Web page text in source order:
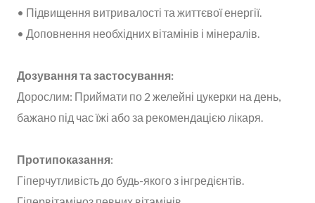
• Підвищення витривалості та життєвої енергії.
• Доповнення необхідних вітамінів і мінералів.
Дозування та застосування:
Дорослим: Приймати по 2 желейні цукерки на день,
бажано під час їжі або за рекомендацією лікаря.
Протипоказання:
Гіперчутливість до будь-якого з інгредієнтів.